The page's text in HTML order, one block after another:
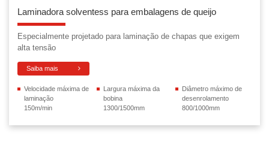
Laminadora solventess para embalagens de queijo
Especialmente projetado para laminação de chapas que exigem
alta tensão
Saiba mais
Velocidade máxima de
laminação
150m/min
Largura máxima da
bobina
1300/1500mm
Diâmetro máximo de
desenrolamento
800/1000mm